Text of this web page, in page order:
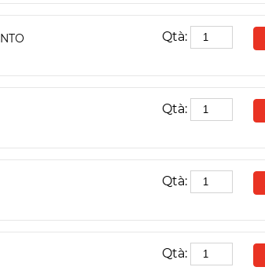
Qtà:
Qtà:
Qtà:
Qtà: